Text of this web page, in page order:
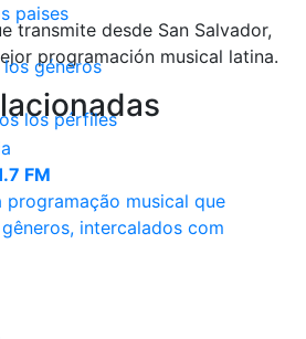
paises
géneros
los pérfiles
transmite desde San Salvador,
programación musical latina.
FM
programação musical que
intercalados com